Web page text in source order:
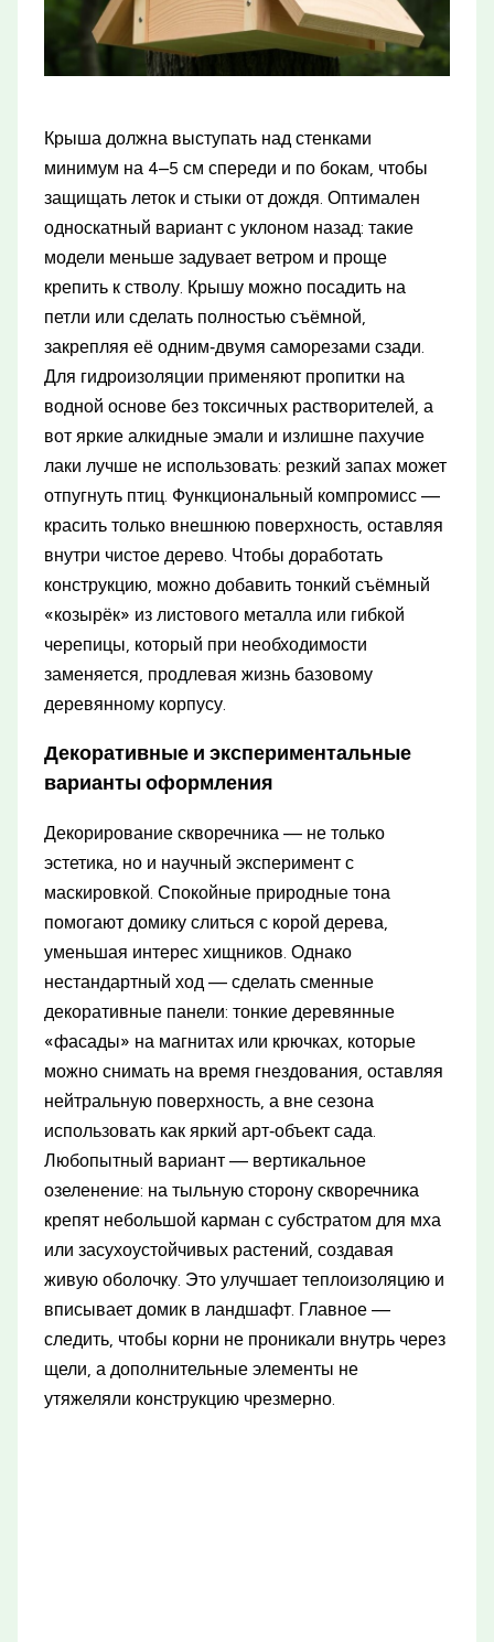
Крыша должна выступать над стенками
минимум на 4–5 см спереди и по бокам, чтобы
защищать леток и стыки от дождя. Оптимален
односкатный вариант с уклоном назад: такие
модели меньше задувает ветром и проще
крепить к стволу. Крышу можно посадить на
петли или сделать полностью съёмной,
закрепляя её одним‑двумя саморезами сзади.
Для гидроизоляции применяют пропитки на
водной основе без токсичных растворителей, а
вот яркие алкидные эмали и излишне пахучие
лаки лучше не использовать: резкий запах может
отпугнуть птиц. Функциональный компромисс —
красить только внешнюю поверхность, оставляя
внутри чистое дерево. Чтобы доработать
конструкцию, можно добавить тонкий съёмный
«козырёк» из листового металла или гибкой
черепицы, который при необходимости
заменяется, продлевая жизнь базовому
деревянному корпусу.
Декоративные и экспериментальные
варианты оформления
Декорирование скворечника — не только
эстетика, но и научный эксперимент с
маскировкой. Спокойные природные тона
помогают домику слиться с корой дерева,
уменьшая интерес хищников. Однако
нестандартный ход — сделать сменные
декоративные панели: тонкие деревянные
«фасады» на магнитах или крючках, которые
можно снимать на время гнездования, оставляя
нейтральную поверхность, а вне сезона
использовать как яркий арт‑объект сада.
Любопытный вариант — вертикальное
озеленение: на тыльную сторону скворечника
крепят небольшой карман с субстратом для мха
или засухоустойчивых растений, создавая
живую оболочку. Это улучшает теплоизоляцию и
вписывает домик в ландшафт. Главное —
следить, чтобы корни не проникали внутрь через
щели, а дополнительные элементы не
утяжеляли конструкцию чрезмерно.